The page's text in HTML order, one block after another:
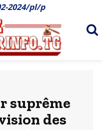
2024/pl/p
suprême
des